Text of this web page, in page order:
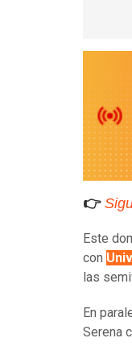
👉
Este
con
las
En
Serena